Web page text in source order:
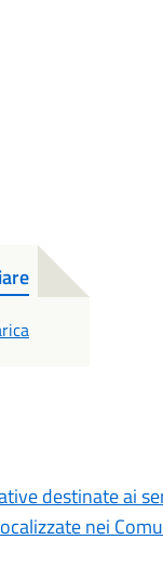
destinate ai
nei